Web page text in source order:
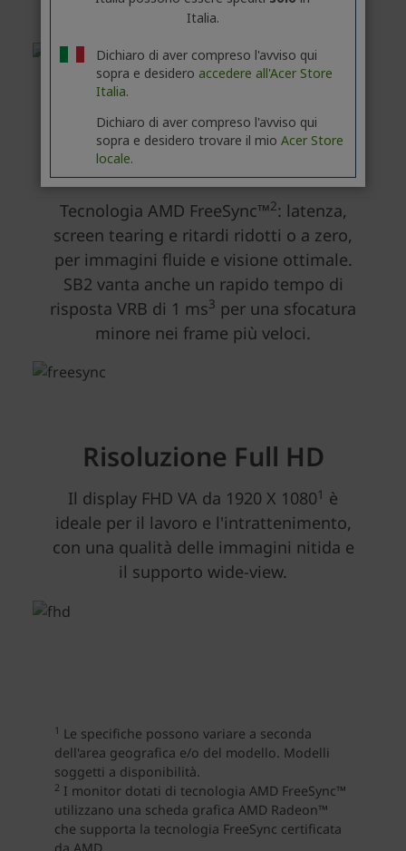
Italia.
Dichiaro di aver compreso l'avviso qui
sopra e desidero accedere all'Acer Store
Italia.
Dichiaro di aver compreso l'avviso qui
sopra e desidero trovare il mio Acer Store
locale.